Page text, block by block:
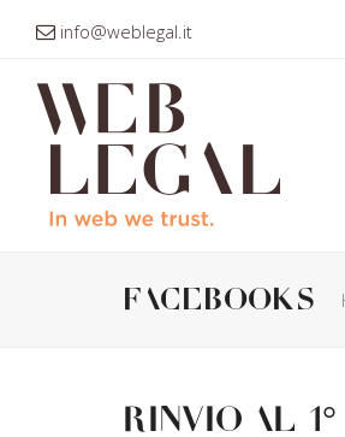
info@weblegal.it
facebooks
Rinvio al